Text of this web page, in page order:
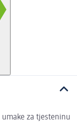
umake za tjesteninu